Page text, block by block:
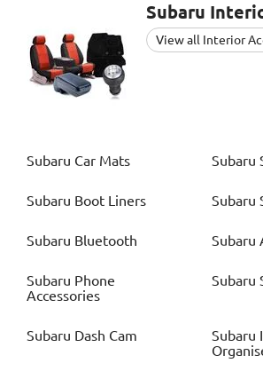
Subaru
View all Interior
Subaru Car Mats Subaru
Subaru Boot Liners Subaru
Subaru Bluetooth Subaru
Subaru Phone
Accessories
Subaru
Subaru Dash Cam Subaru